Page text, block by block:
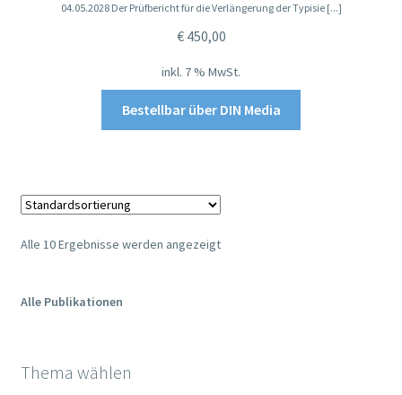
04.05.2028 Der Prüfbericht für die Verlängerung der Typisie [...]
€450,00
inkl. 7 % MwSt.
Bestellbar über DIN Media
Alle 10 Ergebnisse werden angezeigt
Alle Publikationen
Thema wählen